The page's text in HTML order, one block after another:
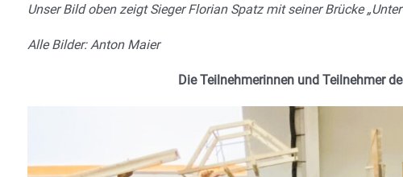
Unser Bild oben zeigt Sieger Florian Spatz mit seiner Brücke
Alle Bilder: Anton Maier
Die Teilnehmerinnen und Teilnehmer